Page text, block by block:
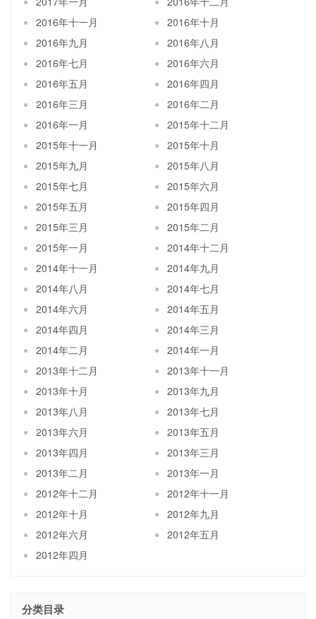
2016年十一月
2016年十月
2016年九月
2016年八月
2016年七月
2016年六月
2016年五月
2016年四月
2016年三月
2016年二月
2016年一月
2015年十二月
2015年十一月
2015年十月
2015年九月
2015年八月
2015年七月
2015年六月
2015年五月
2015年四月
2015年三月
2015年二月
2015年一月
2014年十二月
2014年十一月
2014年九月
2014年八月
2014年七月
2014年六月
2014年五月
2014年四月
2014年三月
2014年二月
2014年一月
2013年十二月
2013年十一月
2013年十月
2013年九月
2013年八月
2013年七月
2013年六月
2013年五月
2013年四月
2013年三月
2013年二月
2013年一月
2012年十二月
2012年十一月
2012年十月
2012年九月
2012年六月
2012年五月
2012年四月
分类目录